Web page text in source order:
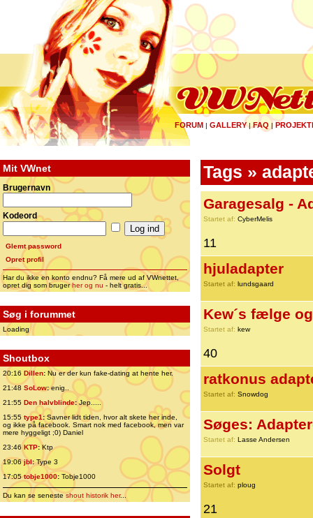
FORUM | GALLERY|FAQ |
Mit VWnet
Brugernavn
Kodeord
Glemt password
Opret profil
Har du ikke en konto endnu? Få mere ud af VWnettet,
opret dig som brugerher og nu - helt gratis...
Søg i forummet
Loading
Shoutbox
20:16 Dillen: Nu er der kun fake-dating at hente her.
21:48 SoLow:enig..
21:55 Den halvblinde:Jep.....
15:55 type1:Savner lidt tiden, hvor alt skete her inde,
og ikke på facebook. Smart nok med facebook, men var
mere hyggeligt ;0) Daniel
23:46 KTP:Ktp
19:06jbl:Type 3
17:05tobje1000: Tobje1000
Du kan se senesteshout historik her...
Tags »
Garagesalg -
Startet af: CyberMelis
11
hjuladapter
Startet af: lundsgaard
Kew´s fælge
Startet af: kew
40
ratkonus
Startet af: Snowdog
Søges:
Startet af: Lasse Andersen
Solgt
Startet af: ploug
21